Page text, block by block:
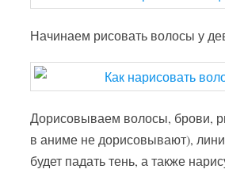
Начинаем рисовать волосы у
Дорисовываем волосы, брови,
в аниме не дорисовывают),
будет падать тень, а также